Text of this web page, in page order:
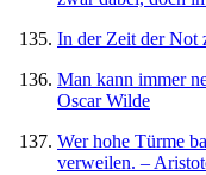
In der Zeit der Not
Man kann immer
Oscar Wilde
Wer hohe Türme
verweilen. –